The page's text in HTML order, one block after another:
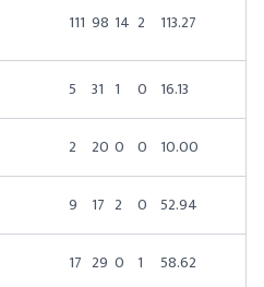
111 98 14 2 113.27
5 31 1 0
16.13
2 20 0 0
10.00
9 17 2 0 52.94
17 29 0 1
58.62